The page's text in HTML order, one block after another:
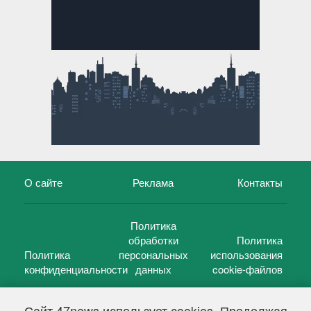
О сайте Реклама Контакты
Политика
конфиденциальности
Политика
обработки
персональных
данных
Политика
использования
cookie-файлов